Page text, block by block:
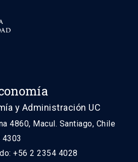
y Administración UC
4860, Macul. Santiago, Chile
+56 2 2354 4028